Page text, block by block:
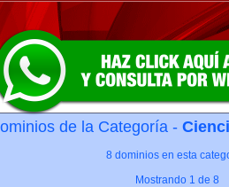
de la Categoría -
8 dominios en esta
Mostrando 1 de 8